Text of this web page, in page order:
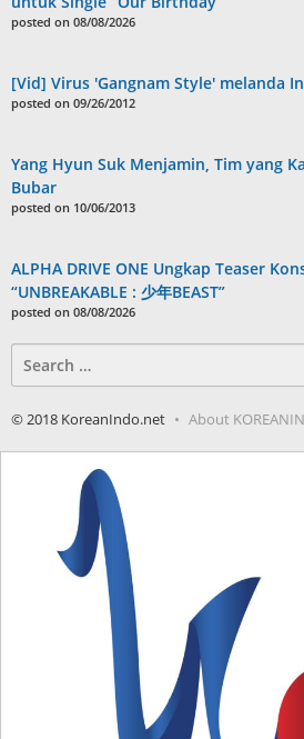
posted on 08/08/2026
[Vid] Virus 'Gangnam Style' melanda
posted on 09/26/2012
Yang Hyun Suk Menjamin, Tim yang
Bubar
posted on 10/06/2013
ALPHA DRIVE ONE Ungkap Teaser
“UNBREAKABLE : 少年BEAST”
posted on 08/08/2026
for:
© 2018 KoreanIndo.net About